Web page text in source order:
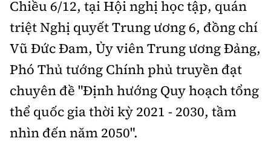
Cải chính
Vật liệu xây dựng
Giám định chất lượng
Quản lý đô thị
Hàng không
Đường sắt
Đăng kiểm
Đường sắt tốc độ cao
Thị trường
Tài chính
Chứng khoán
Bảo hiểm
Pháp luật
An ninh hình sự
Điều tra
An toàn giao thông
Giao thông 24h
ATGT địa phương
Chất lượng sống
Giáo dục
Văn hóa - Giải Trí
Chiều 6/12, tại Hội nghị học tập, quán
triệt Nghị quyết Trung ương 6, đồng chí
Vũ Đức Đam, Ủy viên Trung ương Đảng,
Phó Thủ tướng Chính phủ truyền đạt
chuyên đề "Định hướng Quy hoạch tổng
thể quốc gia thời kỳ 2021 - 2030, tầm
nhìn đến năm 2050".